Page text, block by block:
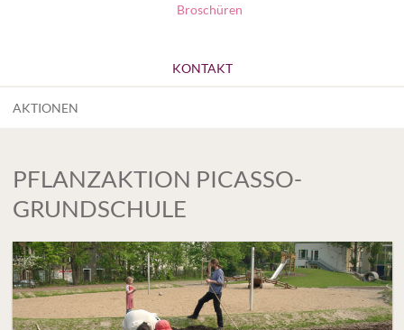
Broschüren
KONTAKT
AKTIONEN
PFLANZAKTION PICASSO-
GRUNDSCHULE